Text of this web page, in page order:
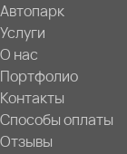
Автопарк
Услуги
О нас
Портфолио
Контакты
Способы оплаты
Отзывы